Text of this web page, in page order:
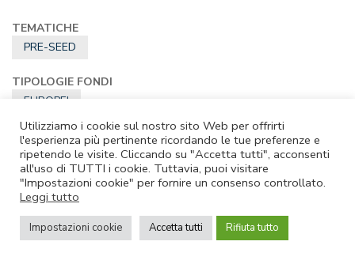
TEMATICHE
PRE-SEED
TIPOLOGIE FONDI
EUROPEI
TIPOLOGIE AGEVOLAZIONI
A FONDO PERDUTO
DESTINATARI
STARTUP E SPINOFF
Utilizziamo i cookie sul nostro sito Web per offrirti
l'esperienza più pertinente ricordando le tue preferenze e
ripetendo le visite. Cliccando su "Accetta tutti", acconsenti
all'uso di TUTTI i cookie. Tuttavia, puoi visitare
"Impostazioni cookie" per fornire un consenso controllato.
Leggi tutto
Impostazioni cookie Accetta tutti Rifiuta tutto